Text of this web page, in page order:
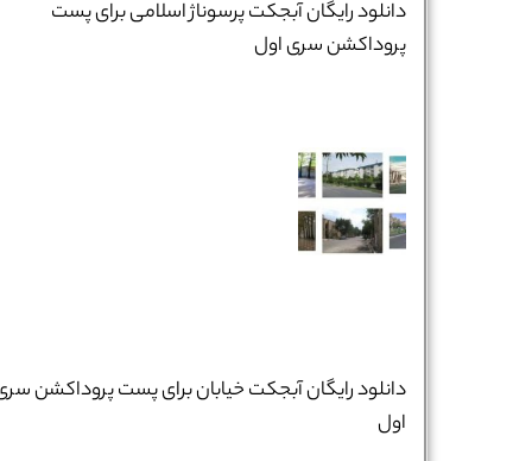
دانلود رایگان آبجکت پرسوناژ اسلامی برای پست
پروداکشن سری اول
دانلود رایگان آبجکت خیابان برای پست پروداکشن
اول